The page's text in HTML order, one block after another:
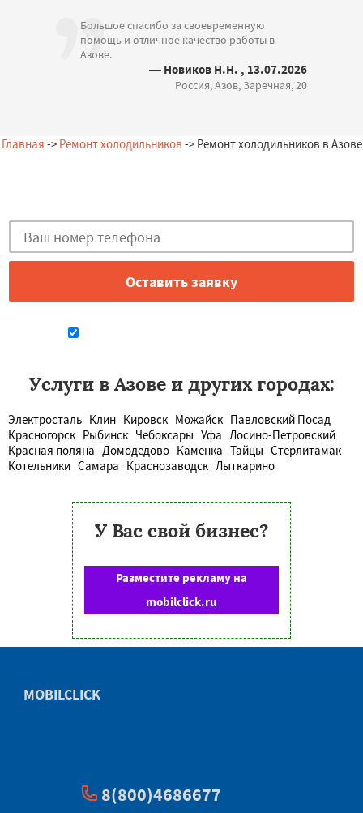
Большое спасибо за своевременную
помощь и отличное качество работы в
Азове.
— Новиков Н.Н. , 13.07.2026
Россия, Азов, Заречная, 20
Главная -> Ремонт холодильников -> Ремонт холодильников в Азове
Услуги в Азове и других городах:
Электросталь Клин Кировск Можайск Павловский Посад
Красногорск Рыбинск Чебоксары Уфа Лосино-Петровский
Красная поляна Домодедово Каменка Тайцы Стерлитамак
Котельники Самара Краснозаводск Лыткарино
У Вас свой бизнес?
Разместите рекламу на
mobilclick.ru
MOBILCLICK
8(800)4686677